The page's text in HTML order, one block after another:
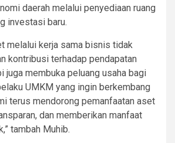
daerah melalui penyediaan ruang
investasi baru.
melalui kerja sama bisnis tidak
kontribusi terhadap pendapatan
juga membuka peluang usaha bagi
UMKM yang ingin berkembang
terus mendorong pemanfaatan aset
dan memberikan manfaat
tambah Muhib.